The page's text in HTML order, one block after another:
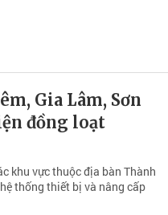
Gia Lâm, Sơn
đồng loạt
khu vực thuộc địa bàn Thành
thống thiết bị và nâng cấp